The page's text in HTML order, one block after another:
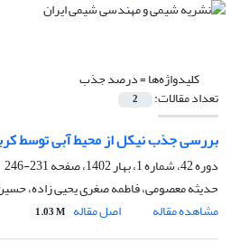
کلیدواژه‌ها =درصد جذب
تعداد مقالات: 2
بررسی جذب نیکل از محیط آبی توسط
دوره 42، شماره 1، بهار 1402، صفحه
231-246
حدیثه معصومی، فاطمه صغری یحیی زاده، حسین
مشاهده مقاله
اصل مقاله 1.03 M